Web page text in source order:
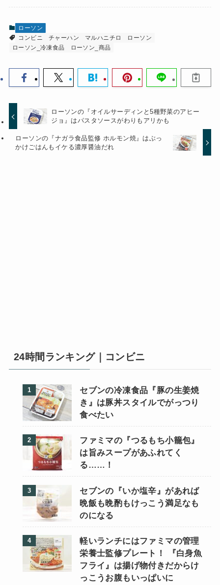
ローソン
コンビニ
チャーハン マルハニチロ
ローソン
ローソン_冷凍食品
ローソン_商品
ローソンの『オイルサーディンと5種野菜のアヒー
ジョ』はパスタソースがわりもアリかも
ローソンの『ナガラ食品監修 ホルモン焼』はぶっ
かけごはんもイケる濃厚醤油だれ
24時間ランキング｜コンビニ
セブンの冷凍食品『豚の生姜焼
き』は豚丼スタイルでがっつり
食べたい
ファミマの『つるもち小籠包』
は旨みスープがあふれてく
る……！
セブンの『いか塩辛』があれば
晩飯も晩酌もけっこう満足なも
のになる
軽いランチにはファミマの管理
栄養士監修プレート！ 『白身魚
フライ』は揚げ物付きだからけ
っこうお腹もいっぱいに